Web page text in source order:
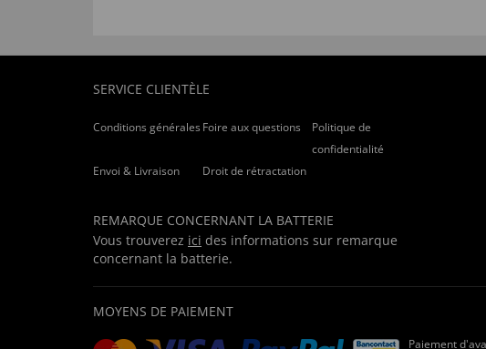
SERVICE CLIENTÈLE
Conditions générales Foire aux questions
Politique de
confidentialité
Envoi & Livraison
Droit de rétractation
REMARQUE CONCERNANT LA BATTERIE
Vous trouverez ici des informations sur remarque
concernant la batterie.
MOYENS DE PAIEMENT
Paiement